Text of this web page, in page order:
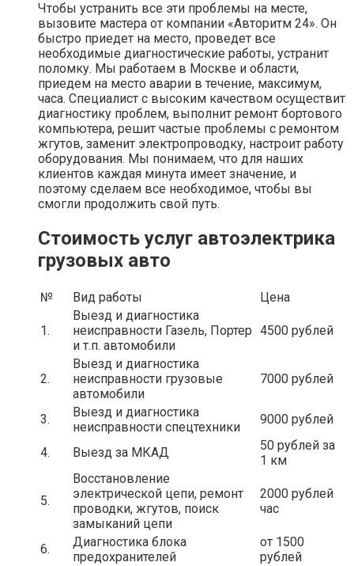
Чтобы устранить все эти проблемы на месте,
вызовите мастера от компании «Авторитм 24». Он
быстро приедет на место, проведет все
необходимые диагностические работы, устранит
поломку. Мы работаем в Москве и области,
приедем на место аварии в течение, максимум,
часа. Специалист с высоким качеством осуществит
диагностику проблем, выполнит ремонт бортового
компьютера, решит частые проблемы с ремонтом
жгутов, заменит электропроводку, настроит работу
оборудования. Мы понимаем, что для наших
клиентов каждая минута имеет значение, и
поэтому сделаем все необходимое, чтобы вы
смогли продолжить свой путь.
Стоимость услуг автоэлектрика
грузовых авто
№ Вид работы Цена
1.
Выезд и диагностика
неисправности Газель, Портер
и т.п. автомобили
4500 рублей
2.
Выезд и диагностика
неисправности грузовые
автомобили
7000 рублей
3.
Выезд и диагностика
неисправности спецтехники
9000 рублей
4. Выезд за МКАД
50 рублей за
1 км
5.
Восстановление
электрической цепи, ремонт
проводки, жгутов, поиск
замыканий цепи
2000 рублей
час
6.
Диагностика блока
предохранителей
от 1500
рублей